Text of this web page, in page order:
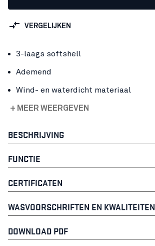
VERGELIJKEN
3-laags softshell
Ademend
Wind- en waterdicht materiaal
+ MEER WEERGEVEN
BESCHRIJVING
FUNCTIE
CERTIFICATEN
WASVOORSCHRIFTEN EN KWALITEITEN
DOWNLOAD PDF